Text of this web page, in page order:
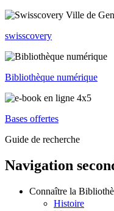
swisscovery
Bibliothèque numérique
Bases offertes
Guide de recherche
Navigation
Connaître la
Histoire